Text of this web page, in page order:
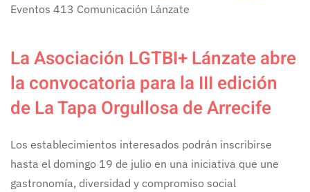
Eventos 413 Comunicación Lánzate
La Asociación LGTBI+ Lánzate abre
la convocatoria para la III edición
de La Tapa Orgullosa de Arrecife
Los establecimientos interesados podrán inscribirse
hasta el domingo 19 de julio en una iniciativa que une
gastronomía, diversidad y compromiso social